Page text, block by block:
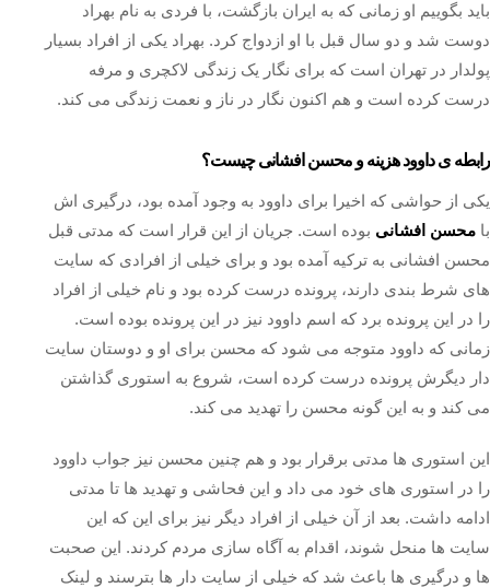
باید بگوییم او زمانی که به ایران بازگشت، با فردی به نام بهراد
دوست شد و دو سال قبل با او ازدواج کرد. بهراد یکی از افراد بسیار
پولدار در تهران است که برای نگار یک زندگی لاکچری و مرفه
درست کرده است و هم اکنون نگار در ناز و نعمت زندگی می کند.
رابطه ی داوود هزینه و محسن افشانی چیست؟
یکی از حواشی که اخیرا برای داوود به وجود آمده بود، درگیری اش
با محسن افشانی بوده است. جریان از این قرار است که مدتی قبل
محسن افشانی به ترکیه آمده بود و برای خیلی از افرادی که سایت
های شرط بندی دارند، پرونده درست کرده بود و نام خیلی از افراد
را در این پرونده برد که اسم داوود نیز در این پرونده بوده است.
زمانی که داوود متوجه می شود که محسن برای او و دوستان سایت
دار دیگرش پرونده درست کرده است، شروع به استوری گذاشتن
می کند و به این گونه محسن را تهدید می کند.
این استوری ها مدتی برقرار بود و هم چنین محسن نیز جواب داوود
را در استوری های خود می داد و این فحاشی و تهدید ها تا مدتی
ادامه داشت. بعد از آن خیلی از افراد دیگر نیز برای این که این
سایت ها منحل شوند، اقدام به آگاه سازی مردم کردند. این صحبت
ها و درگیری ها باعث شد که خیلی از سایت دار ها بترسند و لینک